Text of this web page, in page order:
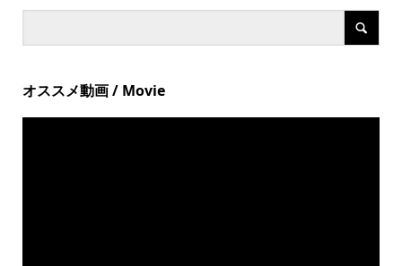
オススメ動画 / Movie